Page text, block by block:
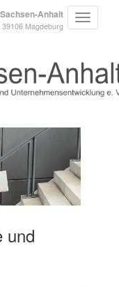
Anhalt
Magdeburg
und